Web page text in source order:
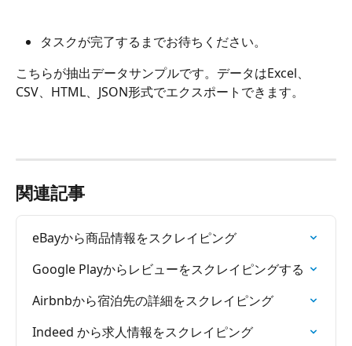
タスクが完了するまでお待ちください。
こちらが抽出データサンプルです。データはExcel、
CSV、HTML、JSON形式でエクスポートできます。
関連記事
eBayから商品情報をスクレイピング
Google Playからレビューをスクレイピングする
Airbnbから宿泊先の詳細をスクレイピング
Indeed から求人情報をスクレイピング